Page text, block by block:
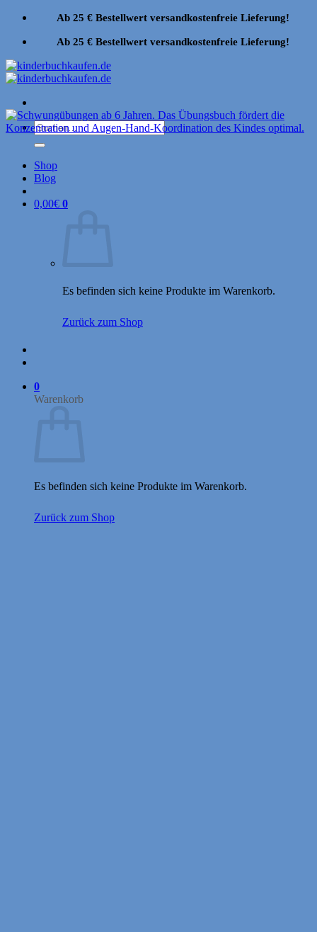
Zum
springen
Ab 25 € Bestellwert versandkostenfreie Lieferung!
Ab 25 € Bestellwert versandkostenfreie Lieferung!
Suchen
nach:
Shop
Blog
0,00€ 0
Es befinden sich keine Produkte im Warenkorb.
Zurück zum Shop
0
Warenkorb
Es befinden sich keine Produkte im Warenkorb.
Zurück zum Shop